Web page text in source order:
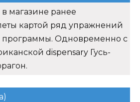
магазине ранее
картой ряд упражнений
программы. Одновременно с
dispensary Гусь-